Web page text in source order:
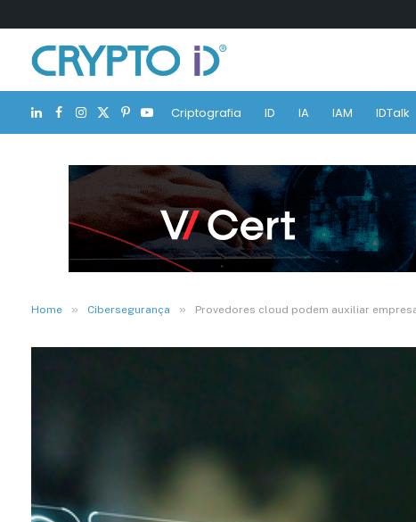
LinkedIn
Facebook
Instagram
X
(Twitter)
Pinterest
YouTubeCriptografia ID IA IAM IDTalk
Home » Cibersegurança » Provedores cloud podem auxiliar